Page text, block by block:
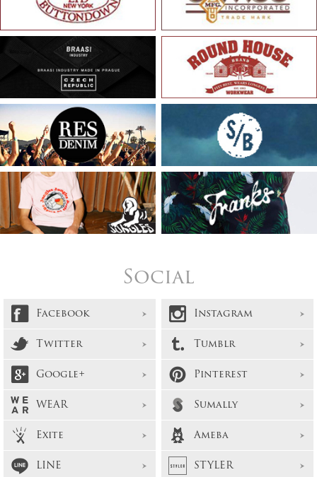
Social
Facebook
Instagram
Twitter
Tumblr
Google+
Pinterest
WEAR
Sumally
Exite
Ameba
LINE
STYLER